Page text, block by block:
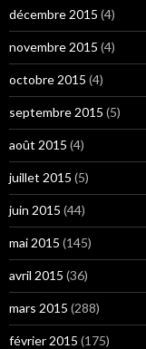
décembre 2015 (4)
novembre 2015 (4)
octobre 2015 (4)
septembre 2015 (5)
août 2015 (4)
juillet 2015 (5)
juin 2015 (44)
mai 2015 (145)
avril 2015 (36)
mars 2015 (288)
février 2015 (175)